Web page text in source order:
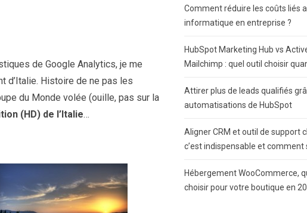
de Google Analytics, je me
d’Italie. Histoire de ne pas les
du Monde volée (ouille, pas sur la
(HD) de l’Italie…
Comment réduire les coûts liés
informatique en entreprise ?
HubSpot Marketing Hub vs
Mailchimp : quel outil choisir
Attirer plus de leads qualifiés
automatisations de HubSpot
Aligner CRM et outil de support
c’est indispensable et comment
Hébergement WooCommerce,
choisir pour votre boutique en